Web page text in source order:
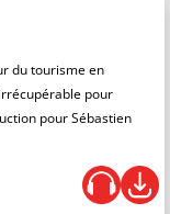
du tourisme en
pour
pour Sébastien